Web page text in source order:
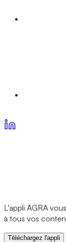
L'appli AGRA
à tous vos
Téléchargez l'appli